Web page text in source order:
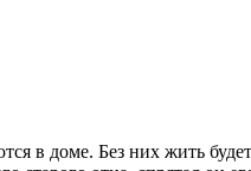
в доме. Без них жить